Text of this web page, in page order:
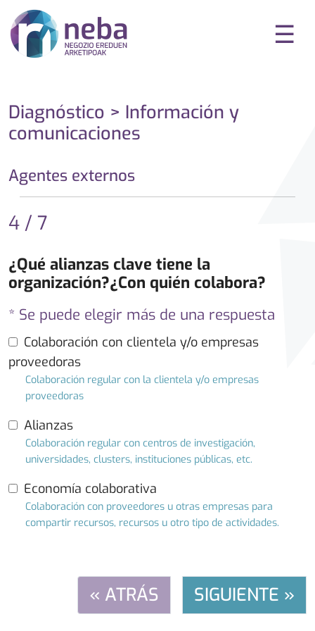
☰
Diagnóstico > Información y
comunicaciones
Agentes externos
4 / 7
¿Qué alianzas clave tiene la
organización?¿Con quién colabora?
* Se puede elegir más de una respuesta
Colaboración con clientela y/o empresas
proveedoras
Colaboración regular con la clientela y/o empresas
proveedoras
Alianzas
Colaboración regular con centros de investigación,
universidades, clusters, instituciones públicas, etc.
Economía colaborativa
Colaboración con proveedores u otras empresas para
compartir recursos, recursos u otro tipo de actividades.
« ATRÁS SIGUIENTE »